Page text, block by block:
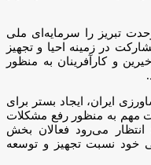
تبریز را سرمایه‌ای ملی
در زمینه احیا و تجهیز
و کارآفرینان به منظور
ایران، ایجاد بستر برای
مهم به منظور رفع مشکلات
می‌رود فعالان بخش
خود نسبت تجهیز و توسعه